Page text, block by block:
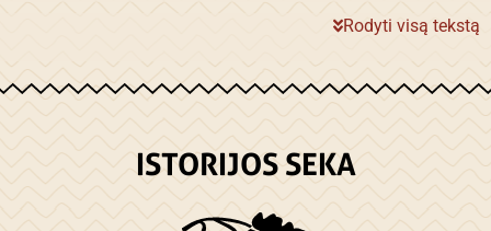
Rodyti visą tekstą
ISTORIJOS SEKA